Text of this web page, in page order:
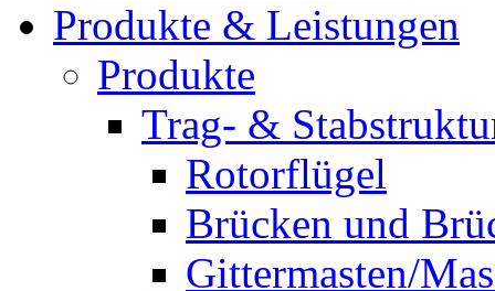
Produkte & Leistungen
Produkte
Trag- &
Rotorflügel
Brücken und
Gittermasten/